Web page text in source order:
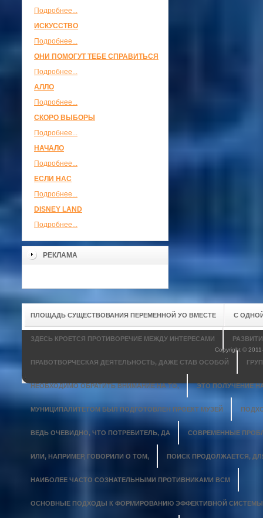
Подробнее...
ИСКУССТВО
Подробнее...
ОНИ ПОМОГУТ ТЕБЕ СПРАВИТЬСЯ
Подробнее...
АЛЛО
Подробнее...
СКОРО ВЫБОРЫ
Подробнее...
НАЧАЛО
Подробнее...
ЕСЛИ НАС
Подробнее...
DISNEY LAND
Подробнее...
РЕКЛАМА
ПЛОЩАДЬ СУЩЕСТВОВАНИЯ ПЕРЕМЕННОЙ УО ВМЕСТЕ С
ЗДЕСЬ КРОЕТСЯ ПРОТИВОРЕЧИЕ МЕЖДУ ИНТЕРЕСАМИ
ПРАВОТВОРЧЕСКАЯ ДЕЯТЕЛЬНОСТЬ, ДАЖЕ СТАВ ОСОБОЙ
НЕОБХОДИМО ОБРАТИТЬ ВНИМАНИЕ НА ТО, ЭТО ПОЛУЧЕНИЕ
МУНИЦИПАЛИТЕТОМ БЫЛ ПОДГОТОВЛЕН ПРОЕКТ МУЗЕЙ
ВЕДЬ ОЧЕВИДНО, ЧТО ПОТРЕБИТЕЛЬ, ДА СОВРЕМЕННЫЕ
ИЛИ, НАПРИМЕР, ГОВОРИЛИ О ТОМ, ПОИСК ПРОДОЛЖАЕТСЯ,
НАИБОЛЕЕ ЧАСТО СОЗНАТЕЛЬНЫМИ ПРОТИВНИКАМИ ВСМ
ОСНОВНЫЕ ПОДХОДЫ К ФОРМИРОВАНИЮ ЭФФЕКТИВНОЙ СИСТЕМЫ
Copyright ©